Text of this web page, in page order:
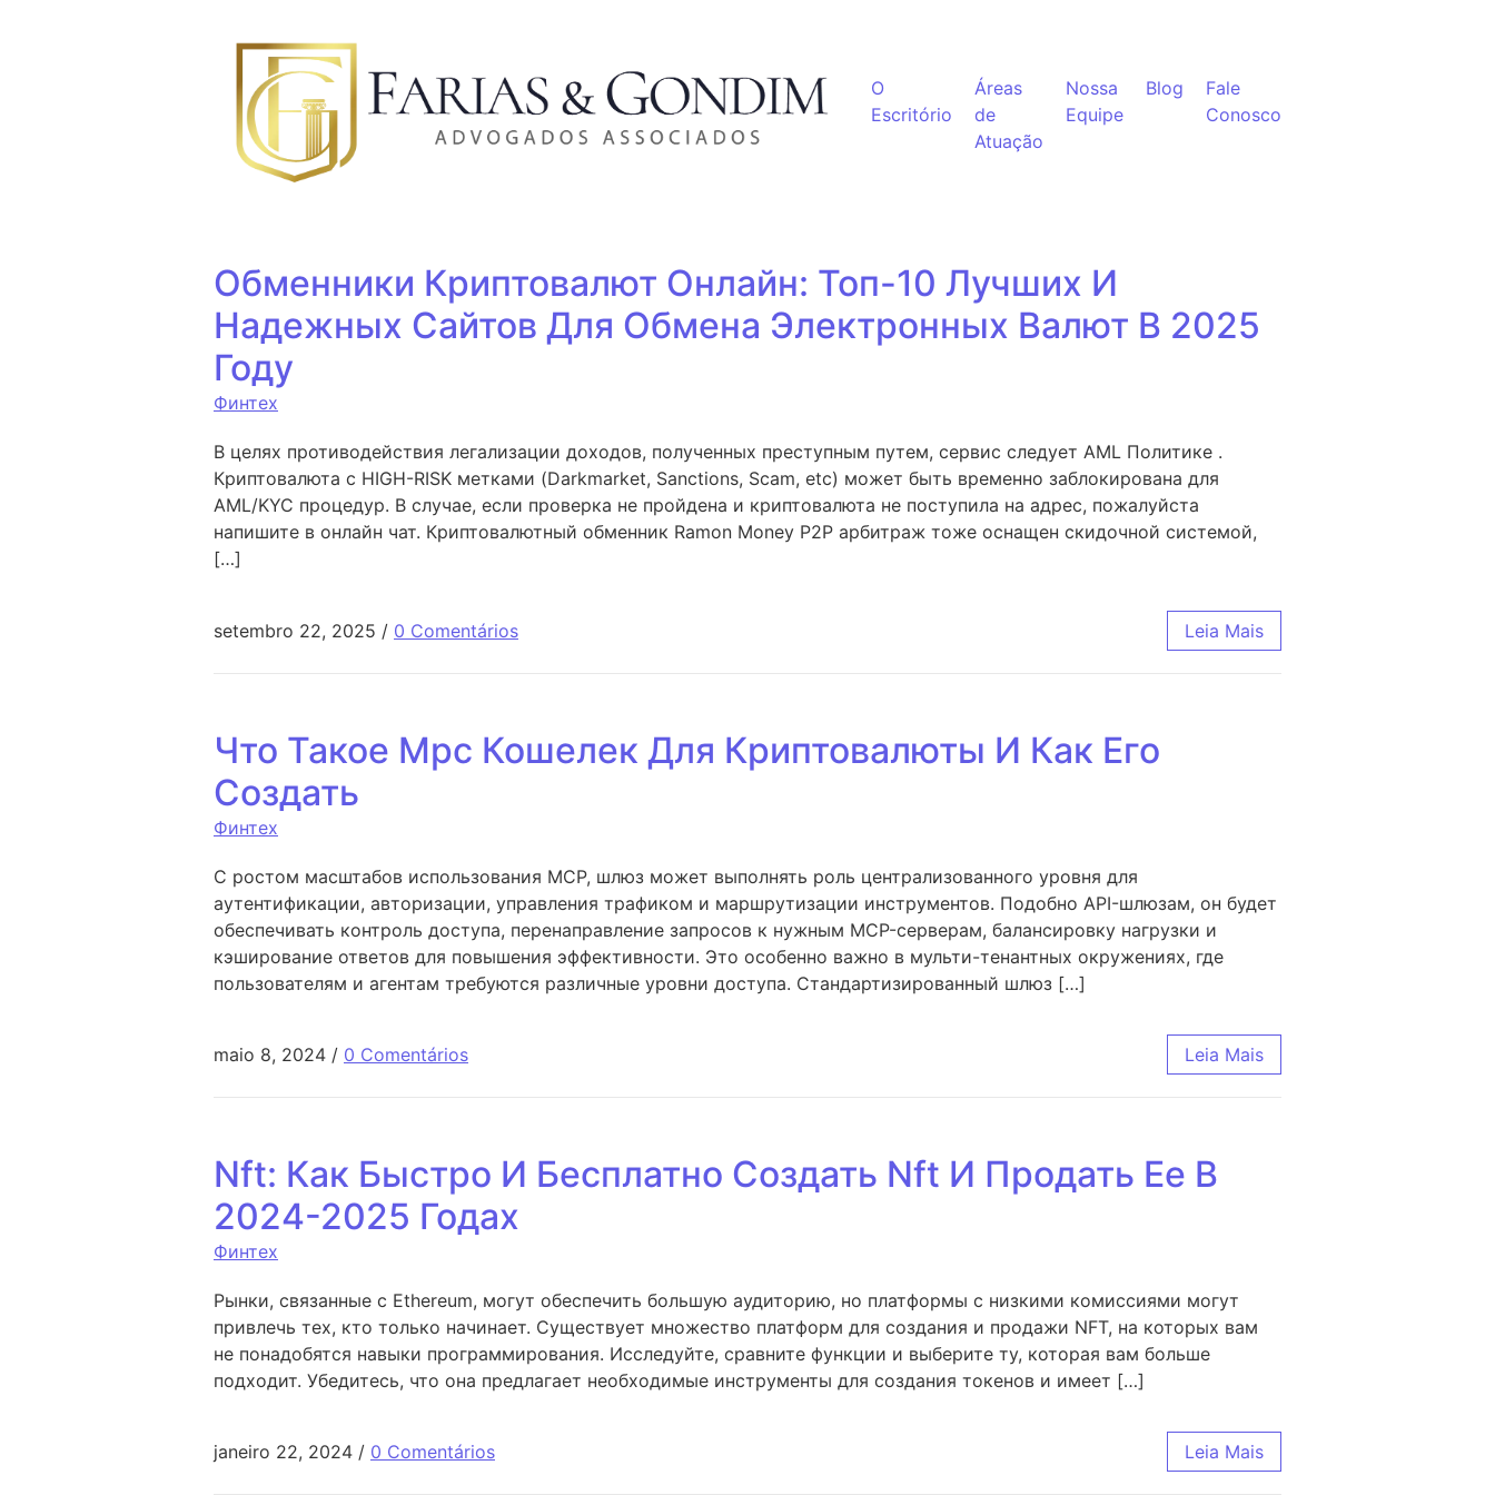
O
Escritório
Áreas
de
Atuação
Nossa
Equipe
Blog
Fale
Conosco
Обменники Криптовалют Онлайн: Топ-10 Лучших И
Надежных Сайтов Для Обмена Электронных Валют В 2025
Году
Финтех
В целях противодействия легализации доходов, полученных преступным путем, сервис следует AML Политике .
Криптовалюта с HIGH-RISK метками (Darkmarket, Sanctions, Scam, etc) может быть временно заблокирована для
AML/KYC процедур. В случае, если проверка не пройдена и криптовалюта не поступила на адрес, пожалуйста
напишите в онлайн чат. Криптовалютный обменник Ramon Money P2P арбитраж тоже оснащен скидочной системой,
[…]
setembro 22, 2025 / 0 Comentários Leia Mais
Что Такое Mpc Кошелек Для Криптовалюты И Как Его
Создать
Финтех
С ростом масштабов использования MCP, шлюз может выполнять роль централизованного уровня для
аутентификации, авторизации, управления трафиком и маршрутизации инструментов. Подобно API-шлюзам, он будет
обеспечивать контроль доступа, перенаправление запросов к нужным MCP-серверам, балансировку нагрузки и
кэширование ответов для повышения эффективности. Это особенно важно в мульти-тенантных окружениях, где
пользователям и агентам требуются различные уровни доступа. Стандартизированный шлюз […]
maio 8, 2024 / 0 Comentários Leia Mais
Nft: Как Быстро И Бесплатно Создать Nft И Продать Ее В
2024-2025 Годах
Финтех
Рынки, связанные с Ethereum, могут обеспечить большую аудиторию, но платформы с низкими комиссиями могут
привлечь тех, кто только начинает. Существует множество платформ для создания и продажи NFT, на которых вам
не понадобятся навыки программирования. Исследуйте, сравните функции и выберите ту, которая вам больше
подходит. Убедитесь, что она предлагает необходимые инструменты для создания токенов и имеет […]
janeiro 22, 2024 / 0 Comentários Leia Mais